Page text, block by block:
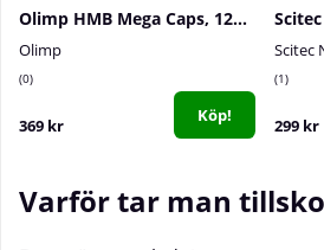
Olimp HMB Mega Caps, 120 caps
Olimp
0
369 kr Köp!
Scitec
1
299 kr
Varför tar man